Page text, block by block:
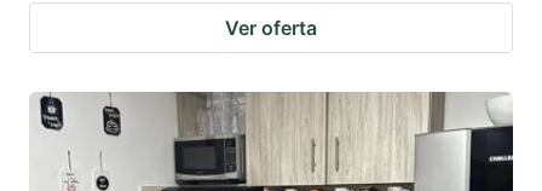
Ver oferta